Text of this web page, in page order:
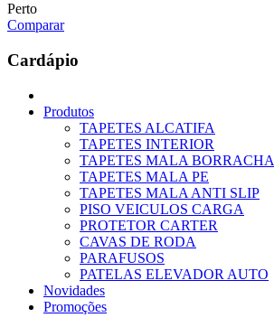
Perto
Comparar
Cardápio
Produtos
TAPETES ALCATIFA
TAPETES INTERIOR
TAPETES MALA BORRACHA
TAPETES MALA PE
TAPETES MALA ANTI SLIP
PISO VEICULOS CARGA
PROTETOR CARTER
CAVAS DE RODA
PARAFUSOS
PATELAS ELEVADOR AUTO
Novidades
Promoções